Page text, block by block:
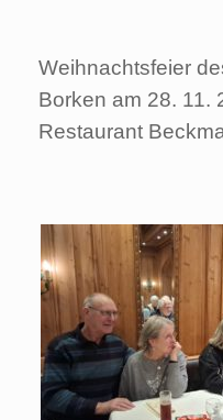
Weihnachtsfeier
Borken am 28. 11.
Restaurant